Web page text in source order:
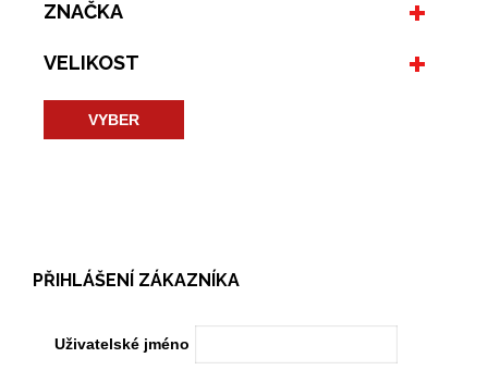
ZNAČKA
VELIKOST
VYBER
PŘIHLÁŠENÍ ZÁKAZNÍKA
Uživatelské jméno